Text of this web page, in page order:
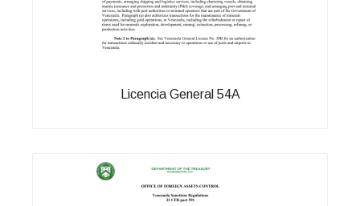
Licencia General 54A